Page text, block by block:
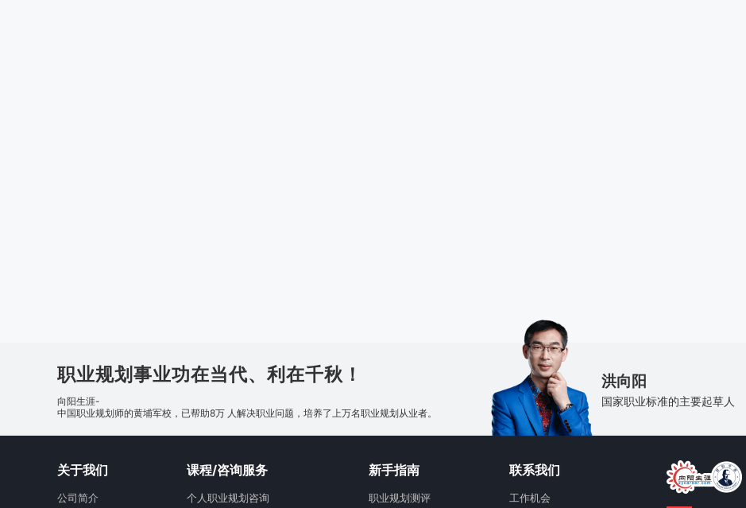
职业规划事业功在当代、利在千秋！
向阳生涯-
中国职业规划师的黄埔军校，已帮助8万 人解决职业问题，培养了上万名职业规划从业者。
洪向阳
国家职业标准的主要起草人
关于我们
公司简介
课程/咨询服务
个人职业规划咨询
新手指南
职业规划测评
联系我们
工作机会